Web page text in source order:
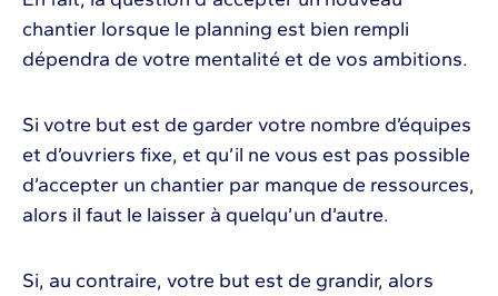
chantier lorsque le planning est bien rempli
dépendra de votre mentalité et de vos ambitions.
Si votre but est de garder votre nombre d’équipes
et d’ouvriers fixe, et qu’il ne vous est pas possible
d’accepter un chantier par manque de ressources,
alors il faut le laisser à quelqu’un d’autre.
Si, au contraire, votre but est de grandir, alors